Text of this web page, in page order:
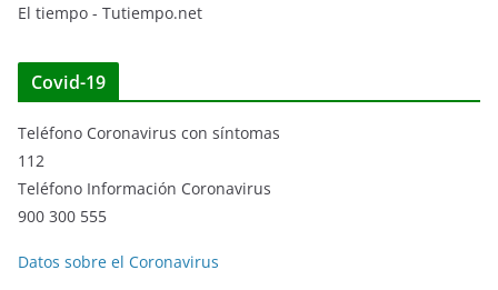
El tiempo - Tutiempo.net
Covid-19
Teléfono Coronavirus con síntomas
112
Teléfono Información Coronavirus
900 300 555
Datos sobre el Coronavirus